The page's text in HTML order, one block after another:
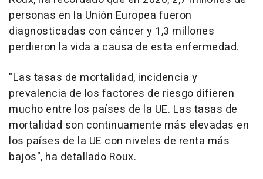
personas en la Unión Europea fueron
diagnosticadas con cáncer y 1,3 millones
perdieron la vida a causa de esta enfermedad.
"Las tasas de mortalidad, incidencia y
prevalencia de los factores de riesgo difieren
mucho entre los países de la UE. Las tasas de
mortalidad son continuamente más elevadas en
los países de la UE con niveles de renta más
bajos", ha detallado Roux.